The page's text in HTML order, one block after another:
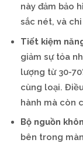
này đảm bảo
sắc nét, và
Tiết kiệm
giảm sự tỏa
lượng từ 30-
cùng loại.
hành mà còn
Bộ nguồn
bên trong